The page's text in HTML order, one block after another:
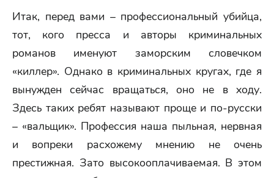
Итак, перед вами – профессиональный убийца,
тот, кого пресса и авторы криминальных
романов именуют заморским словечком
«киллер». Однако в криминальных кругах, где я
вынужден сейчас вращаться, оно не в ходу.
Здесь таких ребят называют проще и по-русски
– «вальщик». Профессия наша пыльная, нервная
и вопреки расхожему мнению не очень
престижная. Зато высокооплачиваемая. В этом